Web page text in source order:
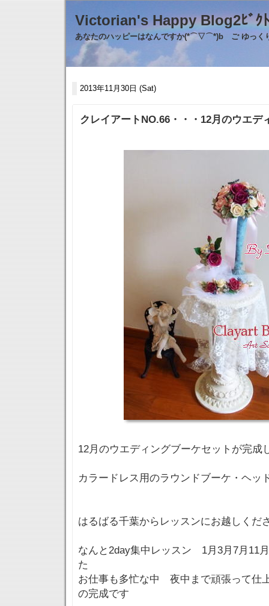
Victorian's Happy
あなたのハッピーはなんですか(*⌒▽⌒*)b ご ゆっく
2013年11月30日 (Sat)
クレイアートNO.66・・・12月のウエデ
12月のウエディングブーケセットが完成
カラードレス用のラウンドブーケ・ヘッ
はるばる千葉からレッスンにお越しくだ
なんと2day集中レッスン 1月3月7月11
た
お仕事も多忙な中 夜中まで頑張って仕
の完成です